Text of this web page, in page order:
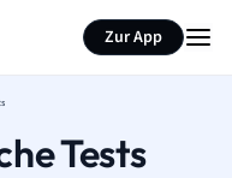
Zur App
Tests